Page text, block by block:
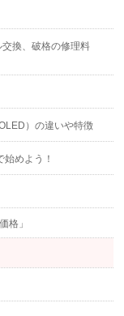
換、破格の修理料
）の違いや特徴
めよう！
格」